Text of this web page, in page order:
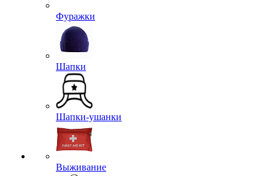
Фуражки
Шапки
Шапки-ушанки
Выживание